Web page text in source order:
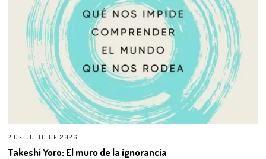
2 DE JULIO DE 2026
Takeshi Yoro: El muro de la ignorancia